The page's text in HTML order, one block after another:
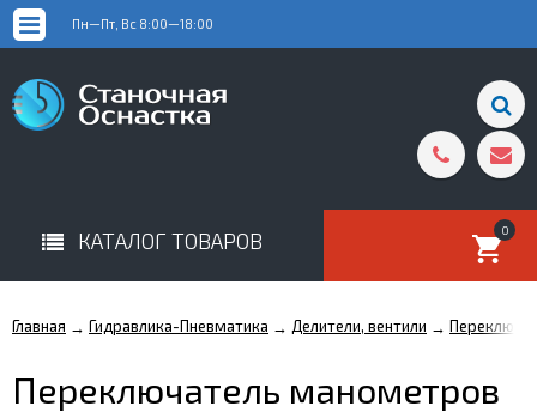
Пн—Пт, Вс 8:00—18:00
КАТАЛОГ ТОВАРОВ 0
Главная → Гидравлика-Пневматика → Делители, вентили →
Переключатель манометров